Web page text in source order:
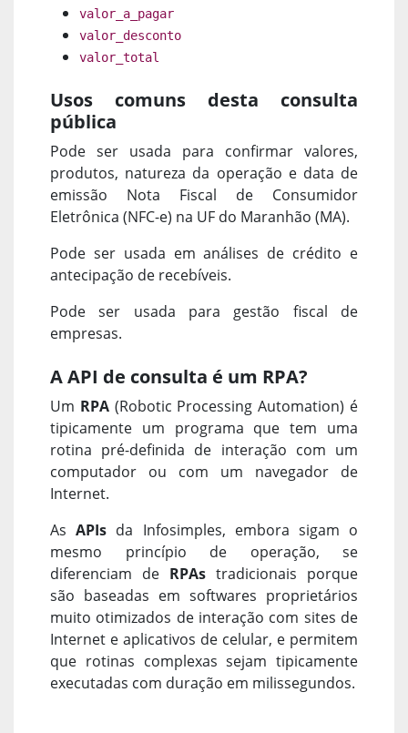
valor_a_pagar
valor_desconto
valor_total
Usos comuns desta consulta
pública
Pode ser usada para confirmar valores,
produtos, natureza da operação e data de
emissão Nota Fiscal de Consumidor
Eletrônica (NFC-e) na UF do Maranhão (MA).
Pode ser usada em análises de crédito e
antecipação de recebíveis.
Pode ser usada para gestão fiscal de
empresas.
A API de consulta é um RPA?
Um RPA(Robotic Processing Automation) é
tipicamente um programa que tem uma
rotina pré-definida de interação com um
computador ou com um navegador de
Internet.
AsAPIs da Infosimples, embora sigam o
mesmo princípio de operação, se
diferenciam de RPAs tradicionais porque
são baseadas em softwares proprietários
muito otimizados de interação com sites de
Internet e aplicativos de celular, e permitem
que rotinas complexas sejam tipicamente
executadas com duração em milissegundos.